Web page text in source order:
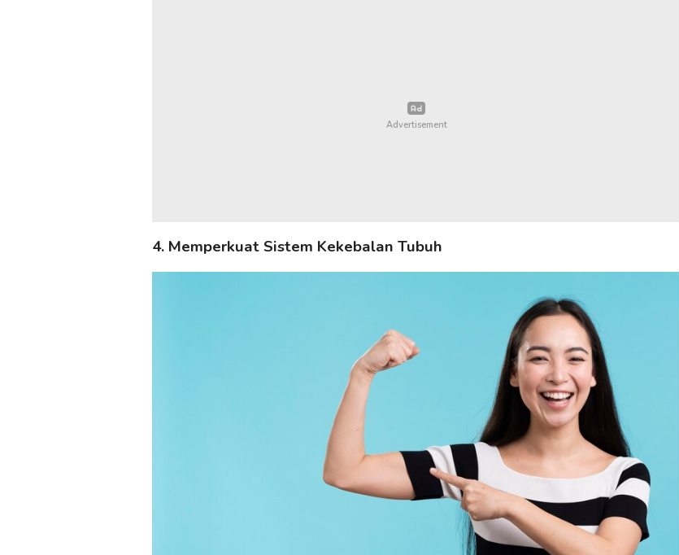
4. Memperkuat Sistem Kekebalan Tubuh